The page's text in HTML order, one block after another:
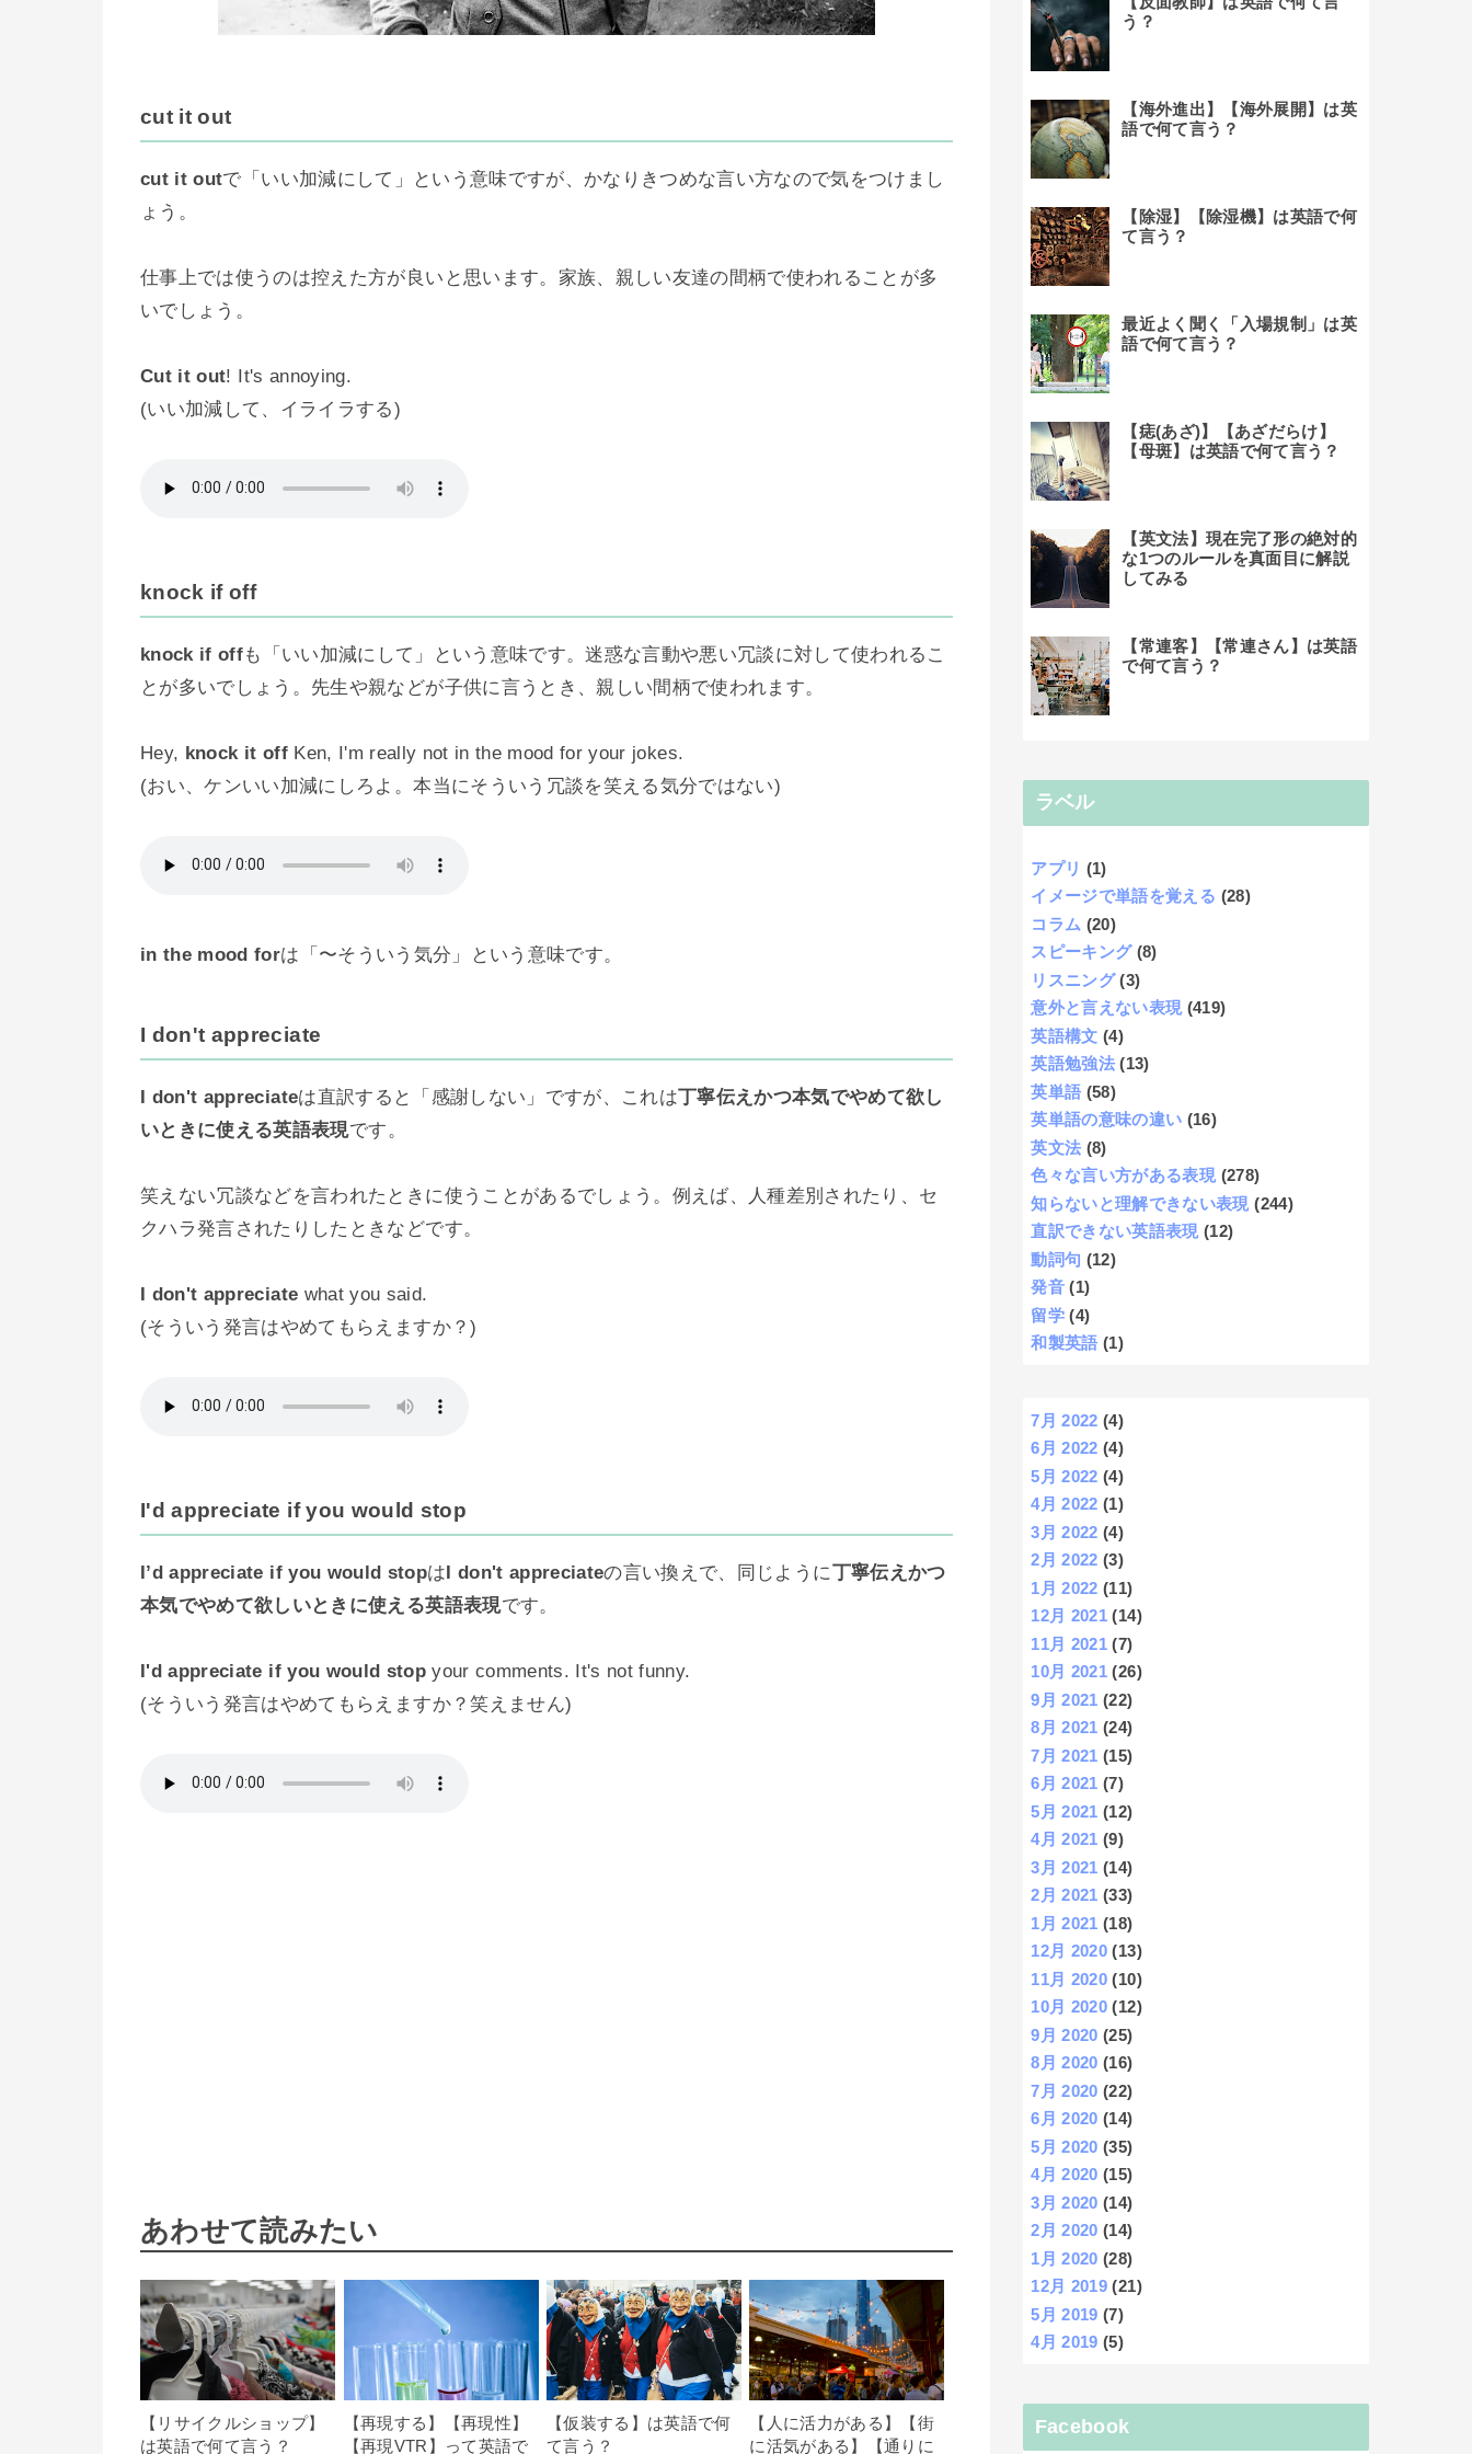
cut it out
cut it outで「いい加減にして」という意味ですが、かなりきつめな言い方なので気をつけまし
ょう。
仕事上では使うのは控えた方が良いと思います。家族、親しい友達の間柄で使われることが多
いでしょう。
Cut it out! It's annoying.
(いい加減して、イライラする)
knock if off
knock if offも「いい加減にして」という意味です。迷惑な言動や悪い冗談に対して使われるこ
とが多いでしょう。先生や親などが子供に言うとき、親しい間柄で使われます。
Hey, knock it offKen, I'm really not in the mood for your jokes.
(おい、ケンいい加減にしろよ。本当にそういう冗談を笑える気分ではない)
in the mood forは「〜そういう気分」という意味です。
I don't appreciate
I don't appreciateは直訳すると「感謝しない」ですが、これは丁寧伝えかつ本気でやめて欲し
いときに使える英語表現です。
笑えない冗談などを言われたときに使うことがあるでしょう。例えば、人種差別されたり、セ
クハラ発言されたりしたときなどです。
I don't appreciate what you said.
(そういう発言はやめてもらえますか？)
I'd appreciate if you would stop
I’d appreciate if you would stopはI don't appreciateの言い換えで、同じように丁寧伝えかつ
本気でやめて欲しいときに使える英語表現です。
I'd appreciate if you would stopyour comments. It's not funny.
(そういう発言はやめてもらえますか？笑えません)
あわせて読みたい
【リサイクルショップ】
は英語で何て言う？
【再現する】【再現性】
【再現VTR】って英語で
【仮装する】は英語で何
て言う？
【人に活力がある】【街
に活気がある】【通りに
う？
【海外進出】【海外展開】は英
語で何て言う？
【除湿】【除湿機】は英語で何
て言う？
最近よく聞く「入場規制」は英
語で何て言う？
【痣(あざ)】【あざだらけ】
【母斑】は英語で何て言う？
【英文法】現在完了形の絶対的
な1つのルールを真面目に解説
してみる
【常連客】【常連さん】は英語
で何て言う？
ラベル
アプリ (1)
イメージで単語を覚える (28)
コラム (20)
スピーキング (8)
リスニング (3)
意外と言えない表現 (419)
英語構文 (4)
英語勉強法 (13)
英単語 (58)
英単語の意味の違い (16)
英文法 (8)
色々な言い方がある表現 (278)
知らないと理解できない表現 (244)
直訳できない英語表現 (12)
動詞句 (12)
発音 (1)
留学 (4)
和製英語 (1)
7月 2022 (4)
6月 2022 (4)
5月 2022 (4)
4月 2022 (1)
3月 2022 (4)
2月 2022 (3)
1月 2022 (11)
12月 2021 (14)
11月 2021 (7)
10月 2021 (26)
9月 2021 (22)
8月 2021 (24)
7月 2021 (15)
6月 2021 (7)
5月 2021 (12)
4月 2021 (9)
3月 2021 (14)
2月 2021 (33)
1月 2021 (18)
12月 2020 (13)
11月 2020 (10)
10月 2020 (12)
9月 2020 (25)
8月 2020 (16)
7月 2020 (22)
6月 2020 (14)
5月 2020 (35)
4月 2020 (15)
3月 2020 (14)
2月 2020 (14)
1月 2020 (28)
12月 2019 (21)
5月 2019 (7)
4月 2019 (5)
Facebook